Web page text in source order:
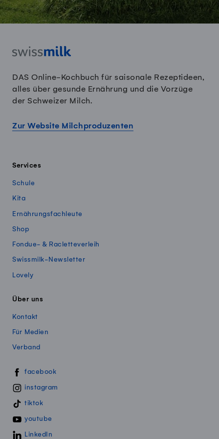
DAS Online-Kochbuch für saisonale Rezeptideen,
alles über gesunde Ernährung und die Vorzüge
der Schweizer Milch.
Zur Website Milchproduzenten
Services
Schule
Kita
Ernährungsfachleute
Shop
Fondue- & Racletteverleih
Swissmilk-Newsletter
Lovely
Über uns
Kontakt
Für Medien
Verband
Swissmillk auf Social Media
facebook
instagram
tiktok
youtube
LinkedIn